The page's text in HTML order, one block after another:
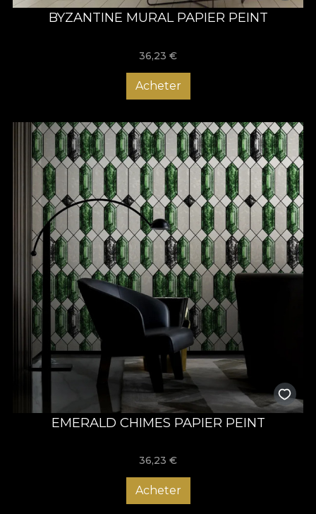
BYZANTINE MURAL PAPIER PEINT
36,23 €
Acheter
EMERALD CHIMES PAPIER PEINT
36,23 €
Acheter